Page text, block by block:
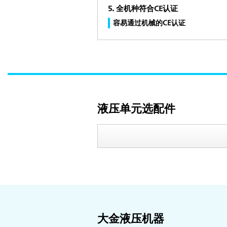
5. 全机种符合CE认证
容易通过机械的CE认证
液压单元选配件
大金液压机器